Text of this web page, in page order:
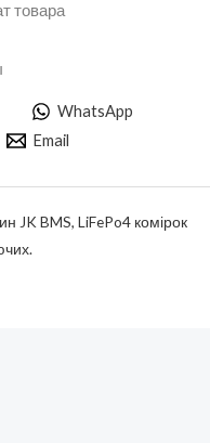
товара
WhatsApp
Email
JK BMS, LiFePo4 комірок